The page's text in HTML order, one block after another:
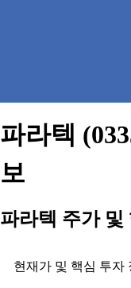
파라텍
보
파라텍 주가 및
현재가 및 핵심 투자